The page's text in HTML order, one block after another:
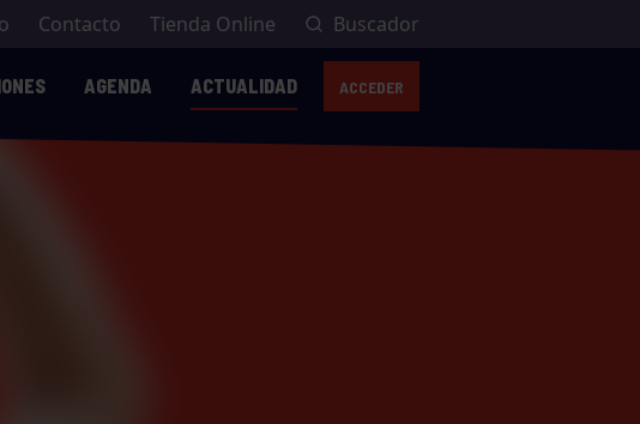
Contacto Tienda Online Buscador
AGENDA ACTUALIDAD ACCEDER